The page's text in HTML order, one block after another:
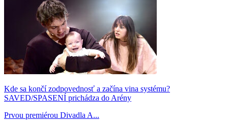
Kde sa končí zodpovednosť a začína vina systému?
SAVED/SPASENÍ prichádza do Arény
Prvou premiérou Divadla A...